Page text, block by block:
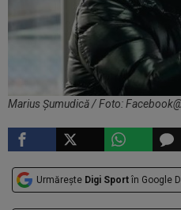
Marius Șumudică / Foto:
Urmărește Digi Sport în Google